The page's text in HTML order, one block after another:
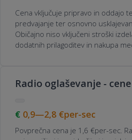
Cena vključuje pripravo in oddajo
predvajanje ter osnovno
Običajno niso vključeni stroški
dodatnih prilagoditev in nakupa
Radio oglaševanje - cene
0,9—2,8 €per-sec
Povprečna cena je 1,6 €per-sec.